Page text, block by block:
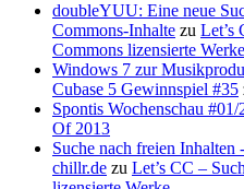
doubleYUU: Eine neue
Commons-Inhalte zu Let’s
Commons lizensierte Werke
Windows 7 zur
Cubase 5 Gewinnspiel #35
Spontis Wochenschau #01/
Of 2013
Suche nach freien
chillr.de zu Let’s CC –